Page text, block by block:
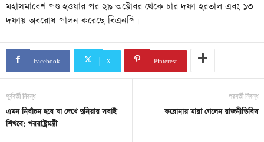
মহাসমাবেশ পণ্ড হওয়ার পর ২৯ অক্টোবর থেকে চার দফা হরতাল এবং ১৩
দফায় অবরোধ পালন করেছে বিএনপি।
Facebook X Pinterest
পূর্ববর্তী নিবন্ধ
এমন নির্বাচন হবে যা দেখে দুনিয়ার সবাই
শিখবে: পররাষ্ট্রমন্ত্রী
পরবর্তী নিবন্ধ
করোনায় মারা গেলেন রাজনীতিবিদ